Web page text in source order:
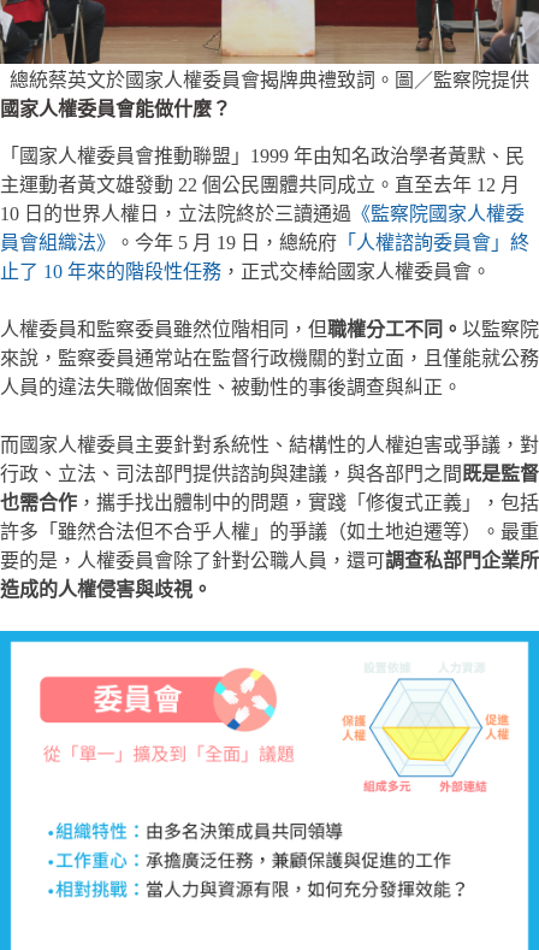
總統蔡英文於國家人權委員會揭牌典禮致詞。圖／監察院提供
國家人權委員會能做什麼？
「國家人權委員會推動聯盟」1999 年由知名政治學者黃默、民
主運動者黃文雄發動 22 個公民團體共同成立。直至去年 12 月
10 日的世界人權日，立法院終於三讀通過 《監察院國家人權委
員會組織法》
。今年 5 月 19 日，總統府 「人權諮詢委員會」終
止了 10 年來的階段性任務 ，正式交棒給國家人權委員會。
人權委員和監察委員雖然位階相同，但職權分工不同。 以監察院
來說，監察委員通常站在監督行政機關的對立面，且僅能就公務
人員的違法失職做個案性、被動性的事後調查與糾正。
而國家人權委員主要針對系統性、結構性的人權迫害或爭議，對
行政、立法、司法部門提供諮詢與建議，與各部門之間 既是監督
也需合作 ，攜手找出體制中的問題，實踐「修復式正義」，包括
許多「雖然合法但不合乎人權」的爭議（如土地迫遷等）。最重
要的是，人權委員會除了針對公職人員，還可調查私部門企業所
造成的人權侵害與歧視。